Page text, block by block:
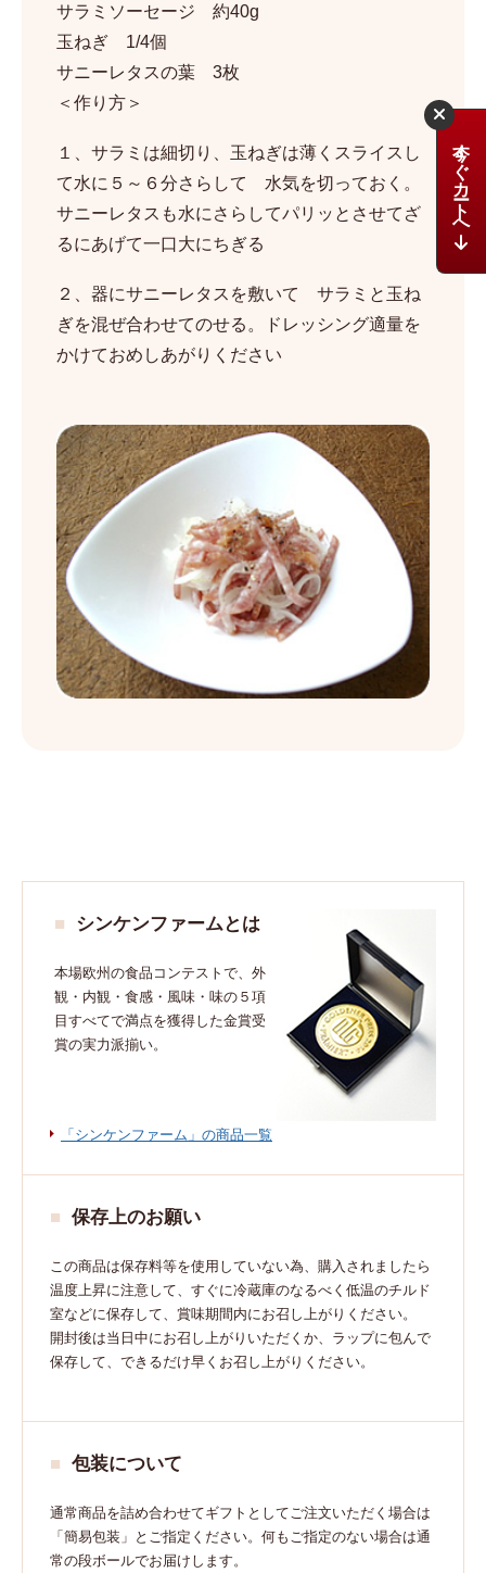
サラミソーセージ 約40g
玉ねぎ 1/4個
サニーレタスの葉 3枚
＜作り方＞
１、サラミは細切り、玉ねぎは薄くスライスし
て水に５～６分さらして 水気を切っておく。
サニーレタスも水にさらしてパリッとさせてざ
るにあげて一口大にちぎる
２、器にサニーレタスを敷いて サラミと玉ね
ぎを混ぜ合わせてのせる。ドレッシング適量を
かけておめしあがりください
シンケンファームとは
本場欧州の食品コンテストで、外
観・内観・食感・風味・味の５項
目すべてで満点を獲得した金賞受
賞の実力派揃い。
「シンケンファーム」の商品一覧
保存上のお願い
この商品は保存料等を使用していない為、購入されましたら
温度上昇に注意して、すぐに冷蔵庫のなるべく低温のチルド
室などに保存して、賞味期間内にお召し上がりください。
開封後は当日中にお召し上がりいただくか、ラップに包んで
保存して、できるだけ早くお召し上がりください。
包装について
通常商品を詰め合わせてギフトとしてご注文いただく場合は
「簡易包装」とご指定ください。何もご指定のない場合は通
常の段ボールでお届けします。
今すぐカートへ